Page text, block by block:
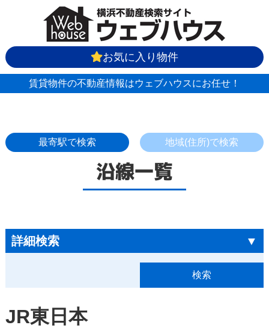
お気に入り物件
賃貸物件の不動産情報はウェブハウスにお任せ！
最寄駅で検索 地域(住所)で検索
沿線一覧
詳細検索 ▼
JR東日本